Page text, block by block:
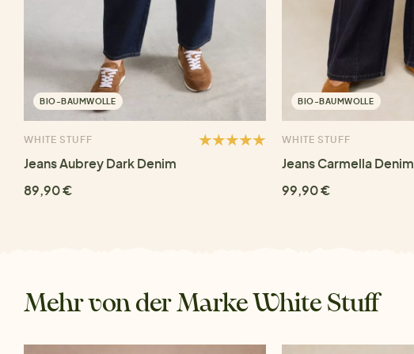
BIO-BAUMWOLLE
WHITE STUFF
Jeans Aubrey Dark Denim
89,90 €
BIO-BAUMWOLLE
WHITE STUFF
Jeans Carmella Denim
99,90 €
Mehr von der Marke White Stuff